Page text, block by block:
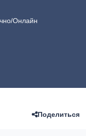
Онлайн
Поделиться